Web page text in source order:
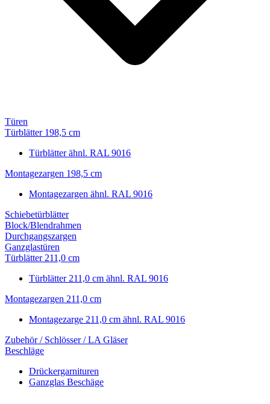
Türen
Türblätter 198,5 cm
Türblätter ähnl. RAL 9016
Montagezargen 198,5 cm
Montagezargen ähnl. RAL 9016
Schiebetürblätter
Block/Blendrahmen
Durchgangszargen
Ganzglastüren
Türblätter 211,0 cm
Türblätter 211,0 cm ähnl. RAL 9016
Montagezargen 211,0 cm
Montagezarge 211,0 cm ähnl. RAL 9016
Zubehör / Schlösser / LA Gläser
Beschläge
Drückergarnituren
Ganzglas Beschäge